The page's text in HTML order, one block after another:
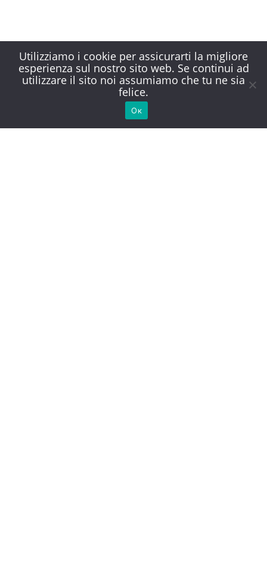
Utilizziamo i cookie per assicurarti la migliore
esperienza sul nostro sito web. Se continui ad
utilizzare il sito noi assumiamo che tu ne sia
felice.
Ок